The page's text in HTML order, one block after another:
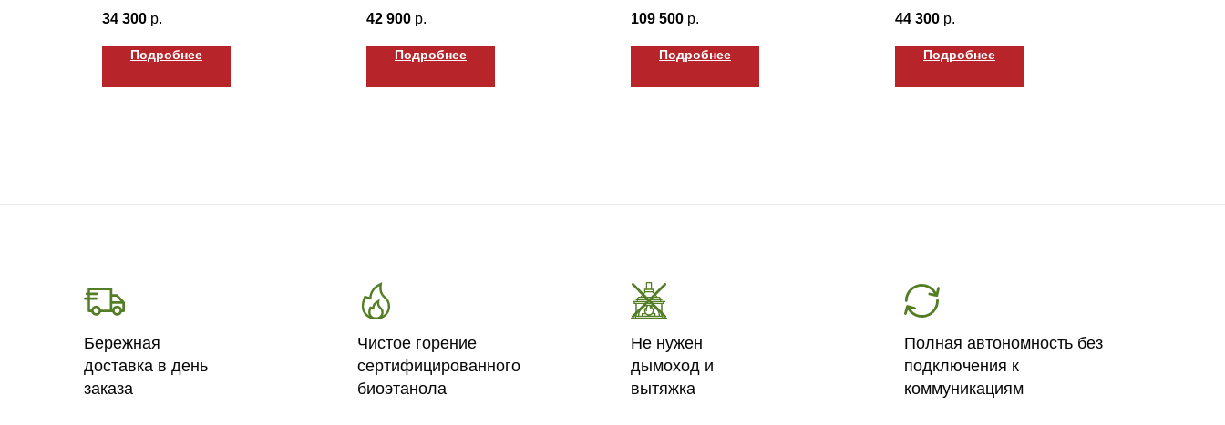
34 300 р.
Подробнее
42 900 р.
Подробнее
109 500 р.
Подробнее
44 300 р.
Подробнее
Бережная
доставка в день
заказа
Чистое горение
сертифицированного
биоэтанола
Не нужен
дымоход и
вытяжка
Полная автономность без
подключения к
коммуникациям